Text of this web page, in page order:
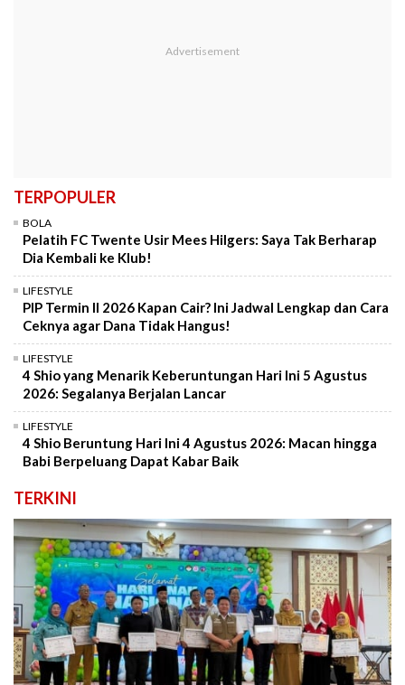
TERPOPULER
BOLA
Pelatih FC Twente Usir Mees Hilgers: Saya Tak Berharap
Dia Kembali ke Klub!
LIFESTYLE
PIP Termin II 2026 Kapan Cair? Ini Jadwal Lengkap dan Cara
Ceknya agar Dana Tidak Hangus!
LIFESTYLE
4 Shio yang Menarik Keberuntungan Hari Ini 5 Agustus
2026: Segalanya Berjalan Lancar
LIFESTYLE
4 Shio Beruntung Hari Ini 4 Agustus 2026: Macan hingga
Babi Berpeluang Dapat Kabar Baik
TERKINI